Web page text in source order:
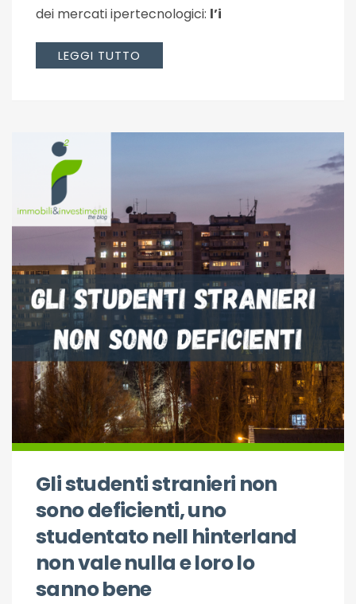
dei mercati ipertecnologici: l’i
LEGGI TUTTO
Gli studenti stranieri non
sono deficienti, uno
studentato nell hinterland
non vale nulla e loro lo
sanno bene